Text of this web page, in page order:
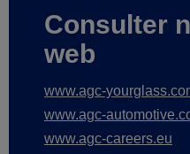
Consulter
web
www.agc-
www.agc-
www.agc-careers.eu